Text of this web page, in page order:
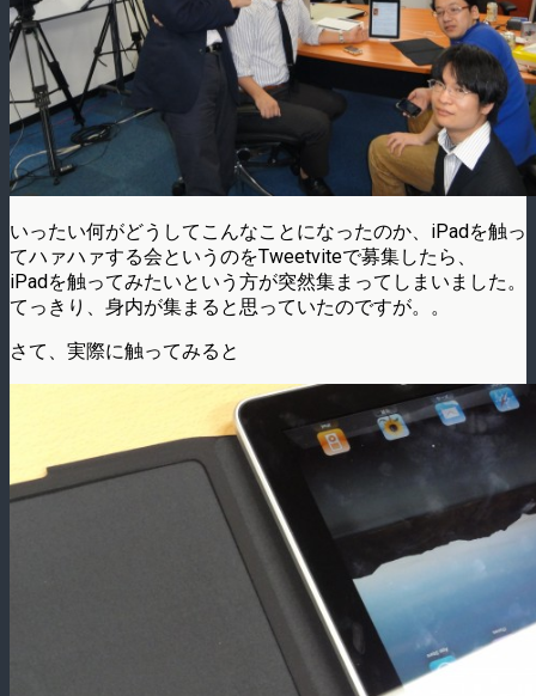
いったい何がどうしてこんなことになったのか、iPadを触っ
てハァハァする会というのをTweetviteで募集したら、
iPadを触ってみたいという方が突然集まってしまいました。
てっきり、身内が集まると思っていたのですが。。
さて、実際に触ってみると